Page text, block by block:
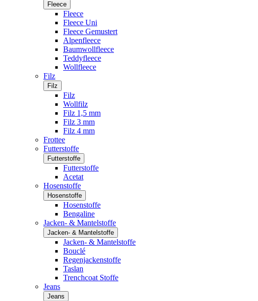
Fleece
Fleece
Fleece Uni
Fleece Gemustert
Alpenfleece
Baumwollfleece
Teddyfleece
Wollfleece
Filz
Filz
Filz
Wollfilz
Filz 1,5 mm
Filz 3 mm
Filz 4 mm
Frottee
Futterstoffe
Futterstoffe
Futterstoffe
Acetat
Hosenstoffe
Hosenstoffe
Hosenstoffe
Bengaline
Jacken- & Mantelstoffe
Jacken- & Mantelstoffe
Jacken- & Mantelstoffe
Bouclé
Regenjackenstoffe
Taslan
Trenchcoat Stoffe
Jeans
Jeans